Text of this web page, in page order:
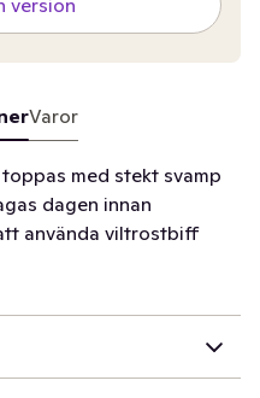
version
Varor
med stekt svamp
dagen innan
använda viltrostbiff